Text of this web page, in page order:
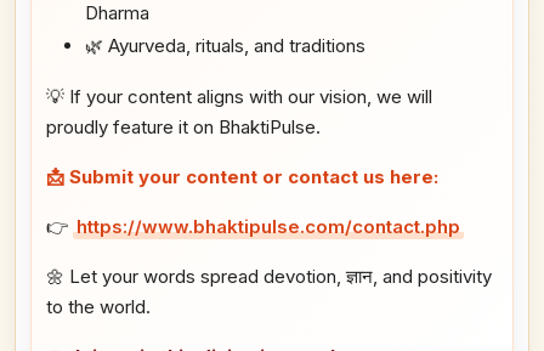
Dharma
🌿 Ayurveda, rituals, and traditions
💡 If your content aligns with our vision, we will
proudly feature it on BhaktiPulse.
📩 Submit your content or contact us here:
👉 https://www.bhaktipulse.com/contact.php
🌼 Let your words spread devotion, ज्ञान, and positivity
to the world.